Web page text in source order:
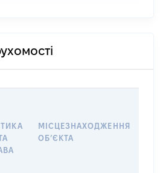
МІСЦЕЗНАХОДЖЕННЯ
ОБʼЄКТА